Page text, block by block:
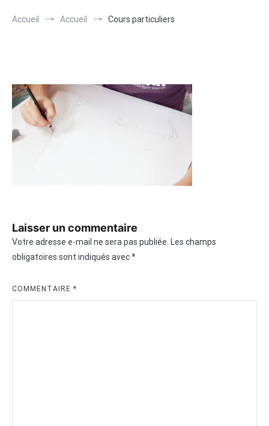
Accueil Accueil Cours particuliers
Laisser un commentaire
Votre adresse e-mail ne sera pas publiée. Les champs
obligatoires sont indiqués avec*
COMMENTAIRE *